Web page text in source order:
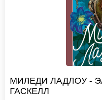
МИЛЕДИ ЛАДЛОУ -
ГАСКЕЛЛ